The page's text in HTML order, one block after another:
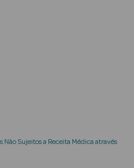
Sujeitos a Receita Médica através